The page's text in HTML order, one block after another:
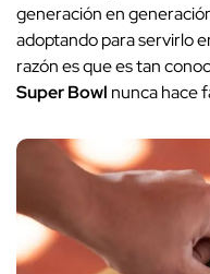
generación en
adoptando para servirlo
razón es que es tan
Super Bowl nunca hace